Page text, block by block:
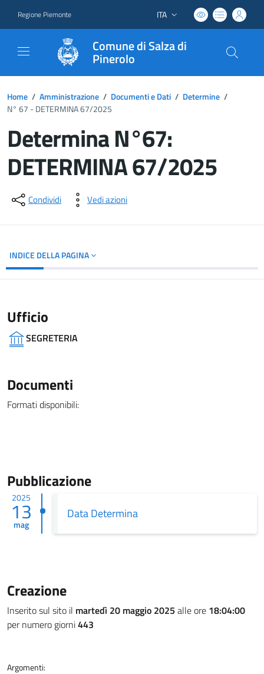
Regione Piemonte Lingua attiva:
ITA
Comune di Salza di
Pinerolo
Home / Amministrazione / Documenti e Dati / Determine /
N° 67 - DETERMINA 67/2025
Determina N°67:
DETERMINA 67/2025
Dettagli del documento
Condividi Vedi azioni
INDICE DELLA PAGINA
Ufficio
SEGRETERIA
Documenti
Formati disponibili:
Pubblicazione
2025
13
mag
Data Determina
Creazione
Inserito sul sito il martedì 20 maggio 2025 alle ore 18:04:00
per numero giorni443
Argomenti: